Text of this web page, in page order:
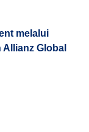
melalui
Global